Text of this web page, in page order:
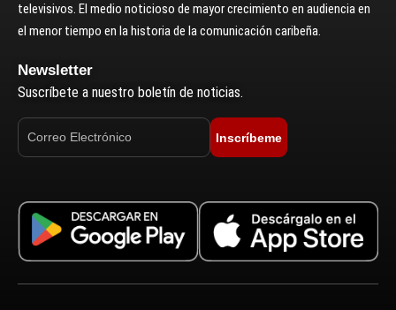
televisivos. El medio noticioso de mayor crecimiento en audiencia en
el menor tiempo en la historia de la comunicación caribeña.
Newsletter
Suscríbete a nuestro boletín de noticias.
Inscríbeme